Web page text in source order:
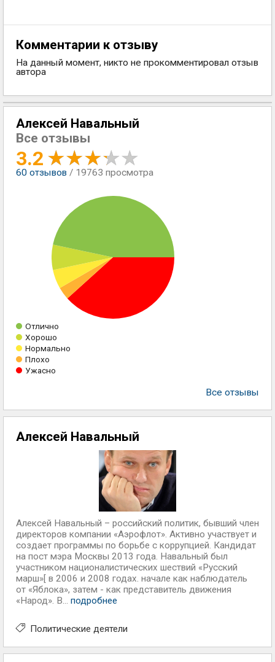
Комментарии к отзыву
На данный момент, никто не прокомментировал отзыв
автора
Алексей Навальный
Все отзывы
3.2
60 отзывов / 19763 просмотра
Отлично
Хорошо
Нормально
Плохо
Ужасно
Все отзывы
Алексей Навальный
Алексей Навальный – российский политик, бывший член
директоров компании «Аэрофлот». Активно участвует и
создает программы по борьбе с коррупцией. Кандидат
на пост мэра Москвы 2013 года. Навальный был
участником националистических шествий «Русский
марш»[ в 2006 и 2008 годах. начале как наблюдатель
от «Яблока», затем - как представитель движения
«Народ». В... подробнее
Политические деятели